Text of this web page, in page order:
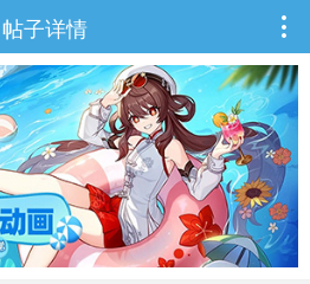
帖子详情 